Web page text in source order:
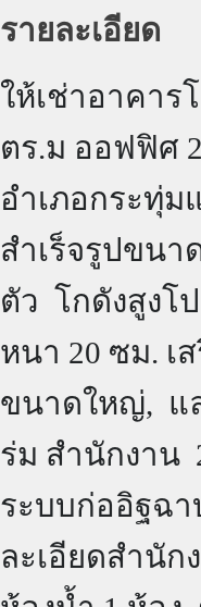
รายละเอียด
ให้เช่าอาคาร
ตร.ม ออฟฟิศ
อำเภอกระทุ่ม
สำเร็จรูปขนา
ตัว โกดังสูงโ
หนา 20 ซม. เ
ขนาดใหญ่, แ
ร่ม สำนักงาน
ระบบก่ออิฐฉ
ละเอียดสำนัก